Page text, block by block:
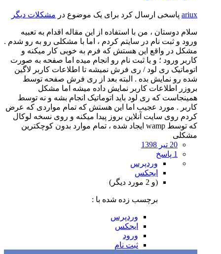
ariux پاسخی ارسال کرد برای یک موضوع در مشکلات دیگر
سلام دوستان ، من با استفاده از این مقاله اقدام به تعبیه
ورود و ثبت نام در سایتم کردم ، اما با مشکلی رو به رو شدم .
مشکل در واقع این هستش که فرم به خوبی کار میکنه و
کاربر ورود ؛ و یا ثبت نام رو انجام میده اما صفحه به صورت
اتوماتیک ری لود / ری فرش نمیشه تا اطلاعات کاربر لاگین
شده رو نمایش بده . البته بعد از ری فرش صفحه توسط
بروزر اطلاعات کاربر نمایش داده میشه اما مشکل
همینجاست که ری لود باید اتوماتیک انجام بشه و نه توسط
کاربر . مورد عجیب اما این هستش که تمام مواردی که عرض
کردم روی سایت آنلاین بروز پیدا میکنه و روی نسخه لوکال
که توسط wamp ایجاد شده ، تمام موارد بدون کوچکترین
مشکلی
20 تیر 1398
1 پاسخ
وردپرس
ایجکس
(و 2 مورد دیگر)
برچسب زده شده با :
وردپرس
ایجکس
ورود
ثبت نام